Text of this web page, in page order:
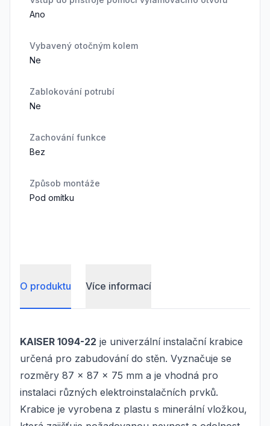
Ano
Vybavený otočným kolem
Ne
Zablokování potrubí
Ne
Zachování funkce
Bez
Způsob montáže
Pod omítku
O produktu Více informací
KAISER 1094-22 je univerzální instalační krabice
určená pro zabudování do stěn. Vyznačuje se
rozměry 87 x 87 x 75 mm a je vhodná pro
instalaci různých elektroinstalačních prvků.
Krabice je vyrobena z plastu s minerální vložkou,